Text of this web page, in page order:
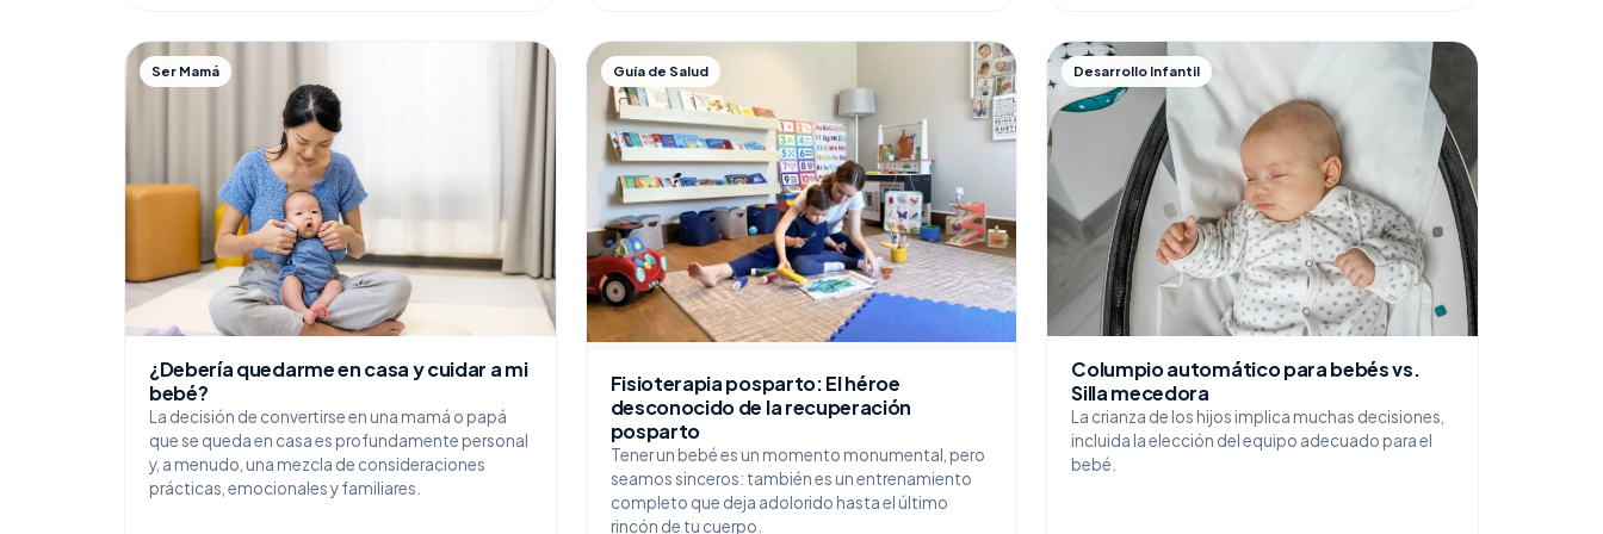
Ser Mamá
¿Debería quedarme en casa y cuidar a mi
bebé?
La decisión de convertirse en una mamá o papá
que se queda en casa es profundamente personal
y, a menudo, una mezcla de consideraciones
prácticas, emocionales y familiares.
Guía de Salud
Fisioterapia posparto: El héroe
desconocido de la recuperación
posparto
Tener un bebé es un momento monumental, pero
seamos sinceros: también es un entrenamiento
completo que deja adolorido hasta el último
rincón de tu cuerpo.
Desarrollo Infantil
Columpio automático para bebés vs.
Silla mecedora
La crianza de los hijos implica muchas decisiones,
incluida la elección del equipo adecuado para el
bebé.